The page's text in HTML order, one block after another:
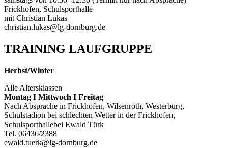
Frickhofen, Schulsporthalle
mit Christian Lukas
christian.lukas@lg-dornburg.de
TRAINING LAUFGRUPPE
Herbst/Winter
Alle Altersklassen
Montag I Mittwoch I Freitag
Nach Absprache in Frickhofen, Wilsenroth, Westerburg,
Schulstadion bei schlechten Wetter in der Frickhofen,
Schulsporthallebei Ewald Türk
Tel. 06436/2388
ewald.tuerk@lg-dornburg.de